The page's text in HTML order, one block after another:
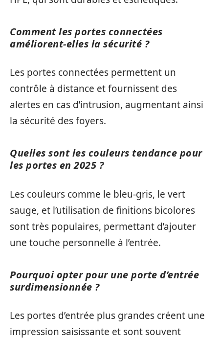
Comment les portes connectées
améliorent-elles la sécurité ?
Les portes connectées permettent un
contrôle à distance et fournissent des
alertes en cas d’intrusion, augmentant ainsi
la sécurité des foyers.
Quelles sont les couleurs tendance pour
les portes en 2025 ?
Les couleurs comme le bleu-gris, le vert
sauge, et l’utilisation de finitions bicolores
sont très populaires, permettant d’ajouter
une touche personnelle à l’entrée.
Pourquoi opter pour une porte d’entrée
surdimensionnée ?
Les portes d’entrée plus grandes créent une
impression saisissante et sont souvent